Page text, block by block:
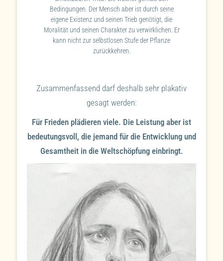
Bedingungen. Der Mensch aber ist durch seine
eigene Existenz und seinen Trieb genötigt, die
Moralität und seinen Charakter zu verwirklichen. Er
kann nicht zur selbstlosen Stufe der Pflanze
zurückkehren.
Zusammenfassend darf deshalb sehr plakativ
gesagt werden:
Für Frieden plädieren viele. Die Leistung aber ist
bedeutungsvoll, die jemand für die Entwicklung und
Gesamtheit in die Weltschöpfung einbringt.